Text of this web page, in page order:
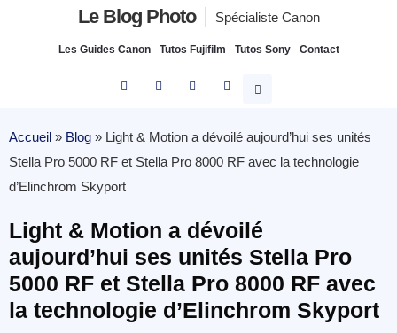
Le Blog Photo Spécialiste Canon
Les Guides Canon Tutos Fujifilm Tutos Sony Contact
Accueil » Blog » Light & Motion a dévoilé aujourd’hui ses unités
Stella Pro 5000 RF et Stella Pro 8000 RF avec la technologie
d’Elinchrom Skyport
Light & Motion a dévoilé
aujourd’hui ses unités Stella Pro
5000 RF et Stella Pro 8000 RF avec
la technologie d’Elinchrom Skyport